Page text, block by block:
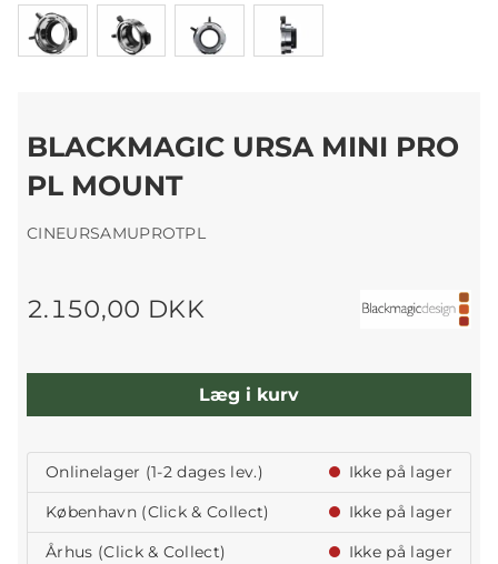
BLACKMAGIC URSA MINI PRO
PL MOUNT
CINEURSAMUPROTPL
2.150,00 DKK
Læg i kurv
Onlinelager (1-2 dages lev.)
Ikke på lager
København (Click & Collect)
Ikke på lager
Århus (Click & Collect)
Ikke på lager